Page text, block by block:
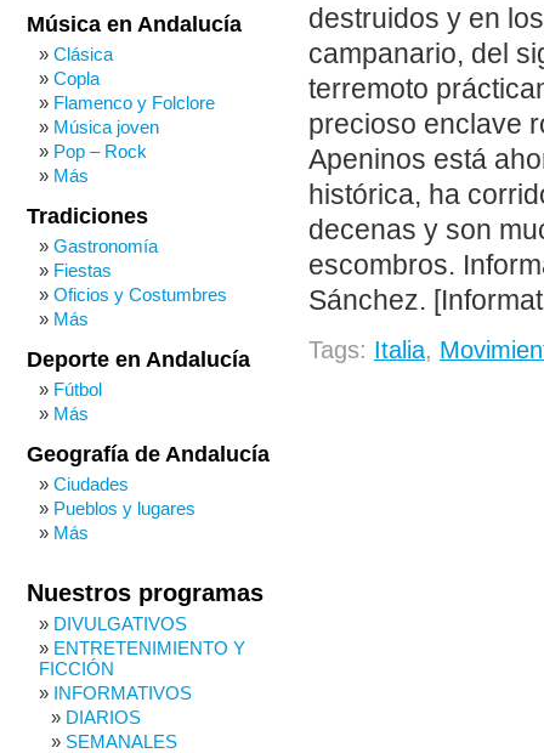
destruidos y en
campanario, del
terremoto
precioso enclave
Apeninos está
histórica, ha
decenas y son
escombros.
Sánchez.
Tags: Italia,
Música en Andalucía
Clásica
Copla
Flamenco y Folclore
Música joven
Pop – Rock
Más
Tradiciones
Gastronomía
Fiestas
Oficios y Costumbres
Más
Deporte en Andalucía
Fútbol
Más
Geografía de Andalucía
Ciudades
Pueblos y lugares
Más
Nuestros programas
DIVULGATIVOS
ENTRETENIMIENTO Y
FICCIÓN
INFORMATIVOS
DIARIOS
SEMANALES